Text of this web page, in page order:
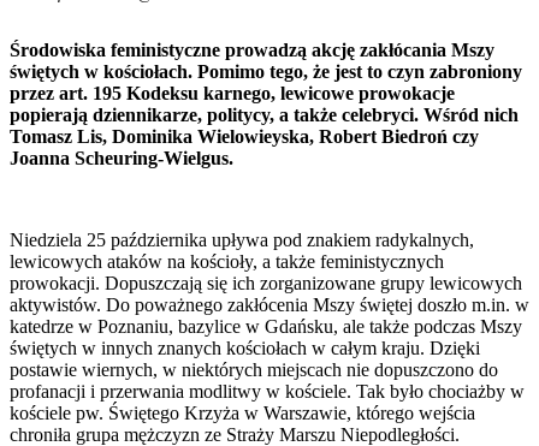
Środowiska feministyczne prowadzą akcję zakłócania Mszy
świętych w kościołach. Pomimo tego, że jest to czyn zabroniony
przez art. 195 Kodeksu karnego, lewicowe prowokacje
popierają dziennikarze, politycy, a także celebryci. Wśród nich
Tomasz Lis, Dominika Wielowieyska, Robert Biedroń czy
Joanna Scheuring-Wielgus.
Niedziela 25 października upływa pod znakiem radykalnych,
lewicowych ataków na kościoły, a także feministycznych
prowokacji. Dopuszczają się ich zorganizowane grupy lewicowych
aktywistów. Do poważnego zakłócenia Mszy świętej doszło m.in. w
katedrze w Poznaniu, bazylice w Gdańsku, ale także podczas Mszy
świętych w innych znanych kościołach w całym kraju. Dzięki
postawie wiernych, w niektórych miejscach nie dopuszczono do
profanacji i przerwania modlitwy w kościele. Tak było chociażby w
kościele pw. Świętego Krzyża w Warszawie, którego wejścia
chroniła grupa mężczyzn ze Straży Marszu Niepodległości.